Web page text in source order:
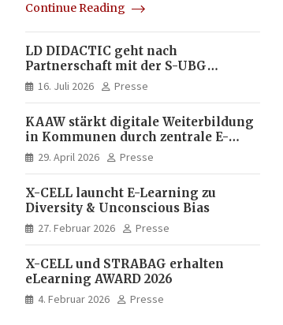
Continue Reading
LD DIDACTIC geht nach
Partnerschaft mit der S-UBG
vollständig in Unternehmerhand
16. Juli 2026 Presse
KAAW stärkt digitale Weiterbildung
in Kommunen durch zentrale E-
Learning Plattform von X-CELL
29. April 2026 Presse
X-CELL launcht E-Learning zu
Diversity & Unconscious Bias
27. Februar 2026 Presse
X-CELL und STRABAG erhalten
eLearning AWARD 2026
4. Februar 2026 Presse